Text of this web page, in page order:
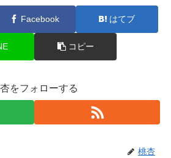
Facebook はてブ
コピー
をフォローする
桃杏